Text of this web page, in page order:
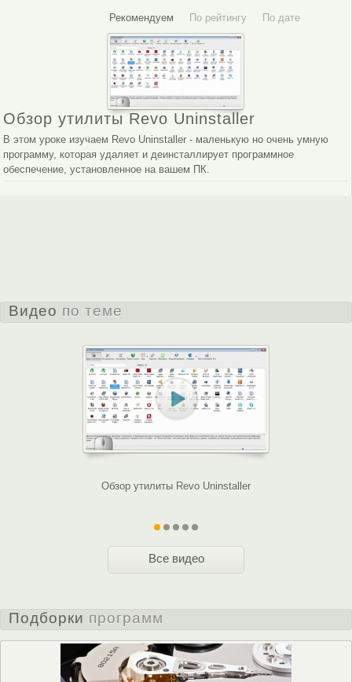
Рекомендуем По рейтингу По дате
Обзор утилиты Revo Uninstaller
В этом уроке изучаем Revo Uninstaller - маленькую но очень умную
программу, которая удаляет и деинсталлирует программное
обеспечение, установленное на вашем ПК.
Видео по теме
Обзор утилиты Revo Uninstaller
Все видео
Подборки программ